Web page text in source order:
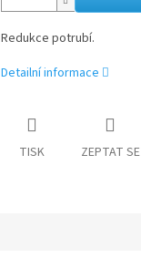
Redukce potrubí.
Detailní informace
TISK ZEPTAT SE